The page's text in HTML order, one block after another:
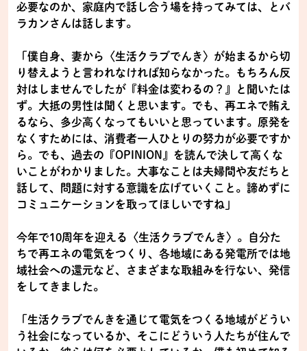
必要なのか、家庭内で話し合う場を持ってみては、とバ
ラカンさんは話します。
「僕自身、妻から〈生活クラブでんき〉が始まるから切
り替えようと言われなければ知らなかった。もちろん反
対はしませんでしたが『料金は変わるの？』と聞いたは
ず。大抵の男性は聞くと思います。でも、再エネで賄え
るなら、多少高くなってもいいと思っています。原発を
なくすためには、消費者一人ひとりの努力が必要ですか
ら。でも、過去の『OPINION』を読んで決して高くな
いことがわかりました。大事なことは夫婦間や友だちと
話して、問題に対する意識を広げていくこと。諦めずに
コミュニケーションを取ってほしいですね」
今年で10周年を迎える〈生活クラブでんき〉。自分た
ちで再エネの電気をつくり、各地域にある発電所では地
域社会への還元など、さまざまな取組みを行ない、発信
をしてきました。
「生活クラブでんきを通じて電気をつくる地域がどうい
う社会になっているか、そこにどういう人たちが住んで